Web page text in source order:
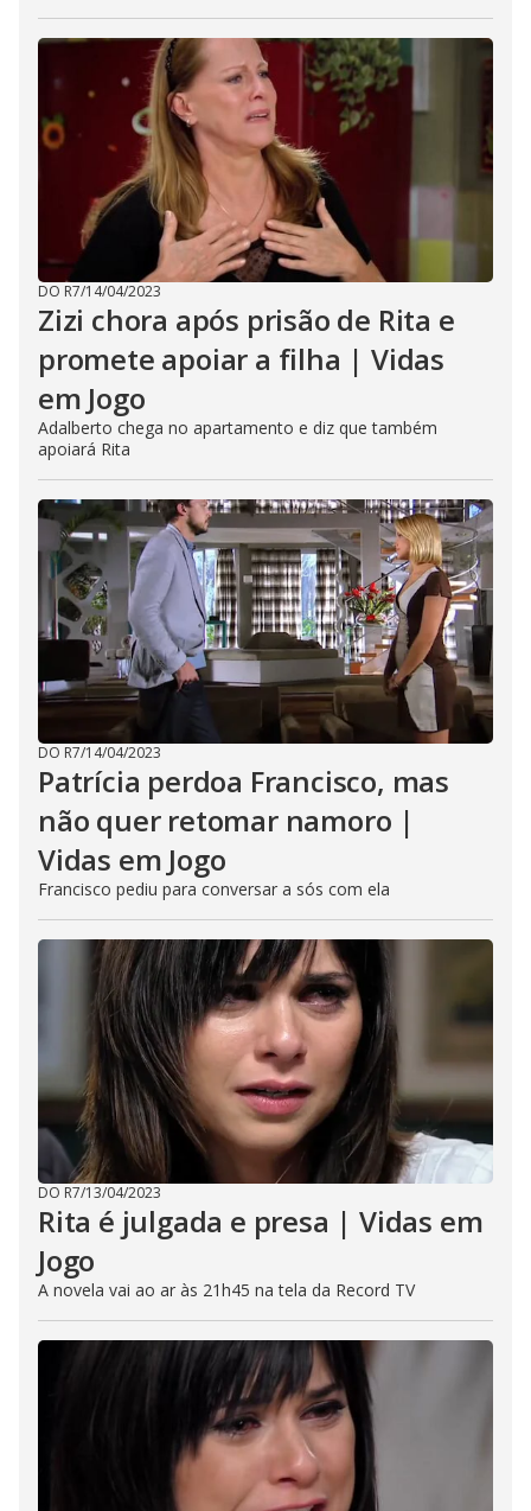
DO R7/14/04/2023
Zizi chora após prisão de Rita e
promete apoiar a filha | Vidas
em Jogo
Adalberto chega no apartamento e diz que também
apoiará Rita
DO R7/14/04/2023
Patrícia perdoa Francisco, mas
não quer retomar namoro |
Vidas em Jogo
Francisco pediu para conversar a sós com ela
DO R7/13/04/2023
Rita é julgada e presa | Vidas em
Jogo
A novela vai ao ar às 21h45 na tela da Record TV